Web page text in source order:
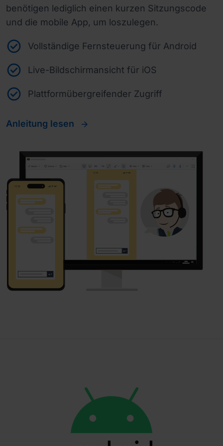
benötigen lediglich einen kurzen Sitzungscode
und die mobile App, um loszulegen.
Vollständige Fernsteuerung für Android
Live-Bildschirmansicht für iOS
Plattformübergreifender Zugriff
Anleitung lesen